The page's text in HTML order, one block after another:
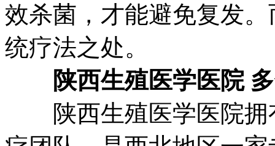
效杀菌，才能避免复发
统疗法之处。
陕西生殖医学医院
陕西生殖医学医院拥